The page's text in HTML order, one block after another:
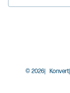
© 2026 Konvert